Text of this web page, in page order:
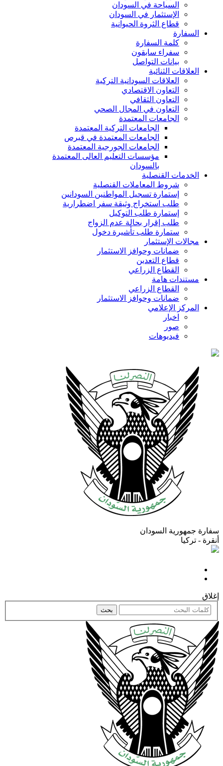
السياحة في السودان
الإستثمار في السودان
قطاع الثروة الحيوانية
السفارة
كلمة السفارة
سفراء سابقون
بيانات التواصل
العلاقات الثنائية
العلاقات السودانية التركية
التعاون الاقتصادي
التعاون الثقافي
التعاون في المجال الصحي
الجامعات المعتمدة
الجامعات التركية المعتمدة
الجامعات المعتمدة في قبرص
الجامعات الجورجية المعتمدة
مؤسسات التعليم العالى المعتمدة
بالسودان
الخدمات القنصلية
شروط المعاملات القنصلية
إستمارة تسجيل المواطنين السودانين
طلب استخراج وثيقة سفر اضطرارية
إستمارة طلب التوكيل
طلب إقرار بحالة عدم الزواج
ستمارة طلب تأشيرة دخول
مجالات الإستثمار
ضمانات وحوافز الاستثمار
قطاع التعدين
القطاع الزراعي
مستندات هامة
القطاع الزراعي
ضمانات وحوافز الاستثمار
المركز الإعلامي
اخبار
صور
فيديوهات
سفارة جمهورية السودان
أنقرة - تركيا
إغلاق